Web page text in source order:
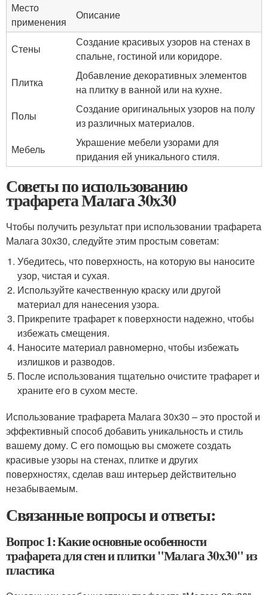
Место
применения
Описание
Стены
Создание красивых узоров на стенах в
спальне, гостиной или коридоре.
Плитка
Добавление декоративных элементов
на плитку в ванной или на кухне.
Полы
Создание оригинальных узоров на полу
из различных материалов.
Мебель
Украшение мебели узорами для
придания ей уникального стиля.
Советы по использованию
трафарета Малага 30х30
Чтобы получить результат при использовании трафарета
Малага 30х30, следуйте этим простым советам:
Убедитесь, что поверхность, на которую вы наносите
узор, чистая и сухая.
Используйте качественную краску или другой
материал для нанесения узора.
Прикрепите трафарет к поверхности надежно, чтобы
избежать смещения.
Наносите материал равномерно, чтобы избежать
излишков и разводов.
После использования тщательно очистите трафарет и
храните его в сухом месте.
Использование трафарета Малага 30х30 – это простой и
эффективный способ добавить уникальность и стиль
вашему дому. С его помощью вы сможете создать
красивые узоры на стенах, плитке и других
поверхностях, сделав ваш интерьер действительно
незабываемым.
Связанные вопросы и ответы:
Вопрос 1: Какие основные особенности
трафарета для стен и плитки "Малага 30х30" из
пластика